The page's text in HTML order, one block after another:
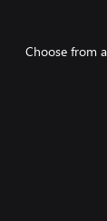
Choose from
Get ready